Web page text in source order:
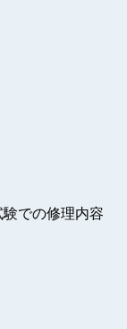
での修理内容